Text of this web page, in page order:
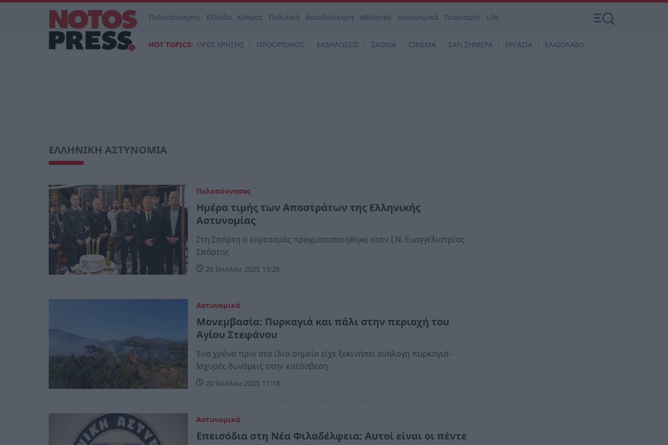
Πελοπόννησος Ελλάδα Κόσμος Πολιτική Αυτοδιοίκηση Αθλητικά Αστυνομικά Τουρισμός Life
HOT TOPICS: ΟΡΟΙ ΧΡΗΣΗΣ ΠΡΟΟΡΙΣΜΟΣ ΕΚΔΗΛΩΣΕΙΣ ΣΧΟΛΙΑ CINEMA ΣΑΝ ΣΗΜΕΡΑ ΕΡΓΑΣΙΑ ΕΛΑΙΟΛΑΔΟ
ΕΛΛΗΝΙΚΗ ΑΣΤΥΝΟΜΙΑ
Πελοπόννησος
Ημέρα τιμής των Αποστράτων της Ελληνικής
Αστυνομίας
Στη Σπάρτη ο εορτασμός πραγματοποιήθηκε στον Ι.Ν. Ευαγγελιστρίας
Σπάρτης
20 Ιουνίου 2025 15:26
Αστυνομικά
Μονεμβασία: Πυρκαγιά και πάλι στην περιοχή του
Αγίου Στεφάνου
Ένα χρόνο πριν στο ίδιο σημείο είχε ξεκινήσει ανάλογη πυρκαγιά -
Ισχυρές δυνάμεις στην κατάσβεση
20 Ιουνίου 2025 11:16
Αστυνομικά
Επεισόδια στη Νέα Φιλαδέλφεια: Αυτοί είναι οι πέντε